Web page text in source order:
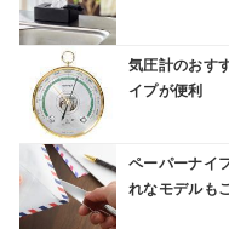
気圧計のおす
イプが便利
ペーパーナイ
れなモデルも